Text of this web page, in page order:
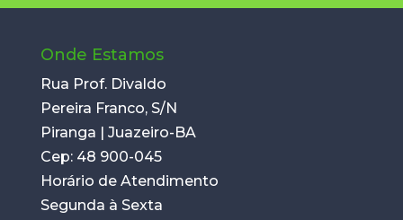
Onde Estamos
Rua Prof. Divaldo
Pereira Franco, S/N
Piranga | Juazeiro-BA
Cep: 48 900-045
Horário de Atendimento
Segunda à Sexta